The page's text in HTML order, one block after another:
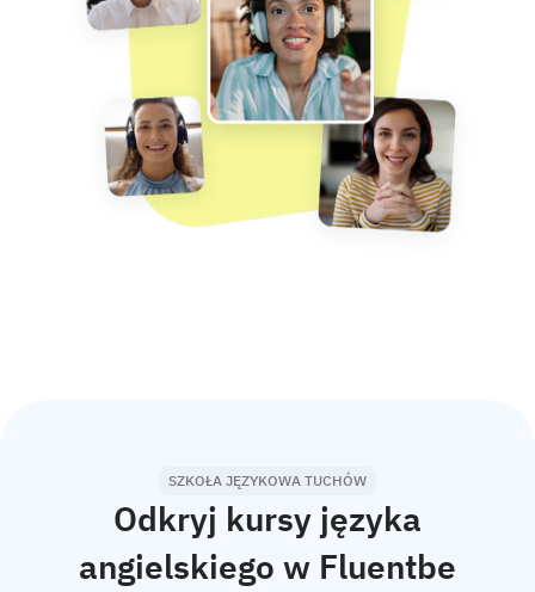
SZKOŁA JĘZYKOWA TUCHÓW
Odkryj kursy języka
angielskiego w Fluentbe